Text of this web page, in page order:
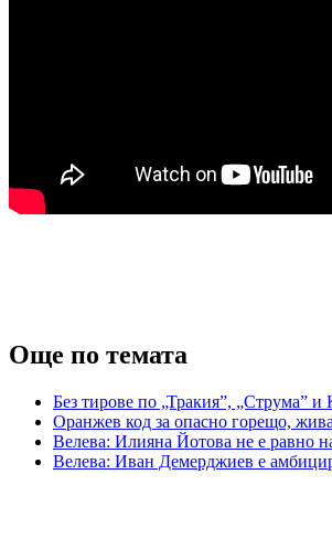
Още по темата
Без тирове по „Тракия”, „Струма”
Оранжев код за опасно горещо,
Велева: Илияна Йотова не е равно
Велева: Иван Демерджиев е